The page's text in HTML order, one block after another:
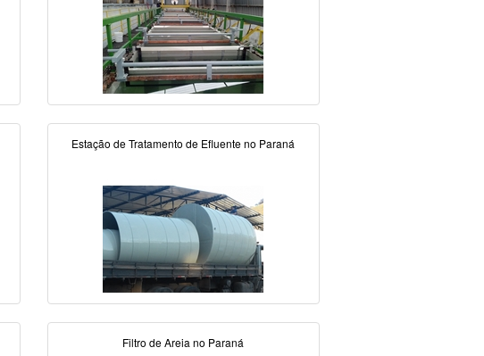
Estação de Tratamento de Efluente no Paraná
Filtro de Areia no Paraná